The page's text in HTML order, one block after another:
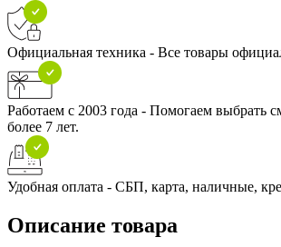
Официальная техника - Все товары
Работаем с 2003 года - Помогаем выбрать
более 7 лет.
Удобная оплата - СБП, карта, наличные,
Описание товара